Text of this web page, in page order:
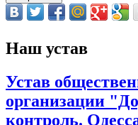
Наш устав
Устав
организации
контроль.